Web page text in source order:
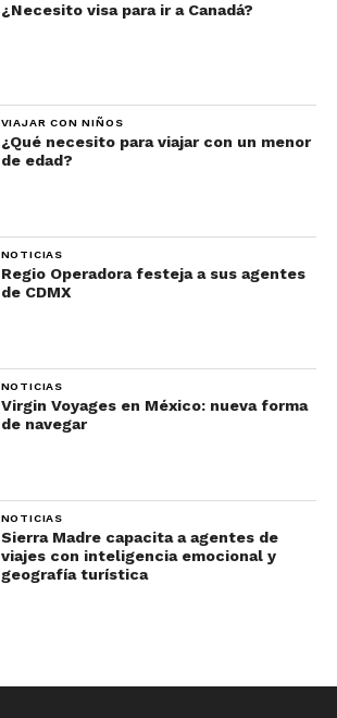
¿Necesito visa para ir a Canadá?
VIAJAR CON NIÑOS
¿Qué necesito para viajar con un menor
de edad?
NOTICIAS
Regio Operadora festeja a sus agentes
de CDMX
NOTICIAS
Virgin Voyages en México: nueva forma
de navegar
NOTICIAS
Sierra Madre capacita a agentes de
viajes con inteligencia emocional y
geografía turística